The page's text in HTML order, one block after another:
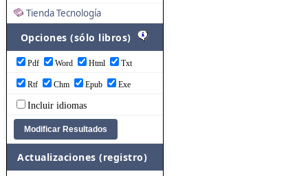
Tienda Tecnología
Opciones (sólo libros)
Pdf Word Html Txt
Rtf Chm Epub Exe
Incluir idiomas
Actualizaciones (registro)